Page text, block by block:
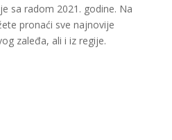
sa radom 2021. godine. Na
pronaći sve najnovije
zaleđa, ali i iz regije.